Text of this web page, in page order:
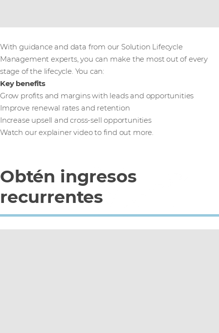
With guidance and data from our Solution Lifecycle
Management experts, you can make the most out of every
stage of the lifecycle. You can:
Key benefits
Grow profits and margins with leads and opportunities
Improve renewal rates and retention
Increase upsell and cross-sell opportunities
Watch our explainer video to find out more.
Obtén ingresos
recurrentes